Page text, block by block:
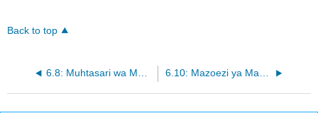
Back to top
6.8: Muhtasari wa Matokeo ya kujifunza 6.10: Mazoezi ya Maombi ya ujuzi wa Usimamizi